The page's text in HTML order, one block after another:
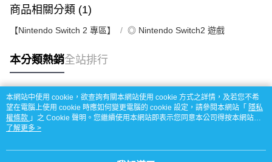
商品相關分類 (1)
【Nintendo Switch 2 專區】 ◎ Nintendo Switch2 遊戲
本分類熱銷全站排行
熱門標籤
本網站中使用 cookie，欲查詢有關本網站使用 cookie 方式之詳情，及若您不希
望在電腦上使用 cookie 時應如何變更電腦的 cookie 設定，請參閱本網站「 隱私
權條款 」之 Cookie 聲明。您繼續使用本網站即表示您同意本公司得按本網站使
用條款之 Cookie 聲明使用 cookie。
了解更多 >